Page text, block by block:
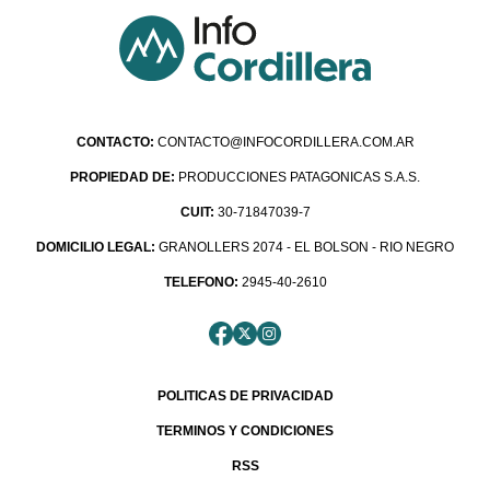
CONTACTO: CONTACTO@INFOCORDILLERA.COM.AR
PROPIEDAD DE: PRODUCCIONES PATAGONICAS S.A.S.
CUIT: 30-71847039-7
DOMICILIO LEGAL: GRANOLLERS 2074 - EL BOLSON - RIO NEGRO
TELEFONO: 2945-40-2610
POLITICAS DE PRIVACIDAD
TERMINOS Y CONDICIONES
RSS